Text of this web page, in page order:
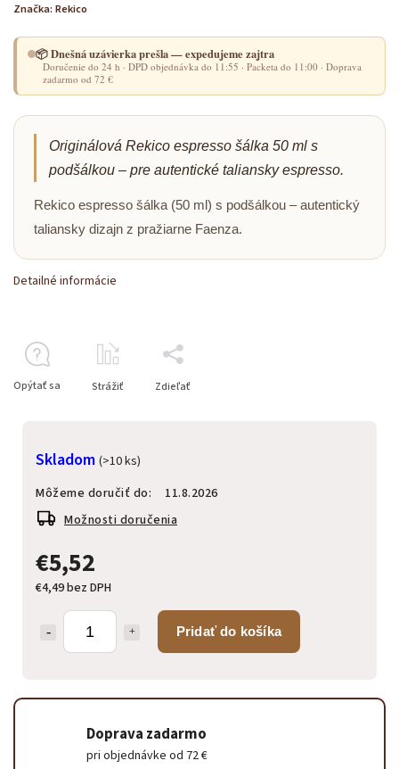
Značka: Rekico
€5,52
€4,49 bez DPH
Pridať do košíka
Skladom (>10 ks)
Môžeme doručiť do:
11.8.2026
Možnosti doručenia
📦 Dnešná uzávierka prešla — expedujeme zajtra
Doručenie do 24 h · DPD objednávka do 11:55 · Packeta do 11:00 · Doprava
zadarmo od 72 €
Originálová Rekico espresso šálka 50 ml s
podšálkou – pre autentické taliansky espresso.
Rekico espresso šálka (50 ml) s podšálkou – autentický
taliansky dizajn z pražiarne Faenza.
Detailné informácie
Opýtať sa Strážiť Zdieľať
Doprava zadarmo
pri objednávke od 72 €